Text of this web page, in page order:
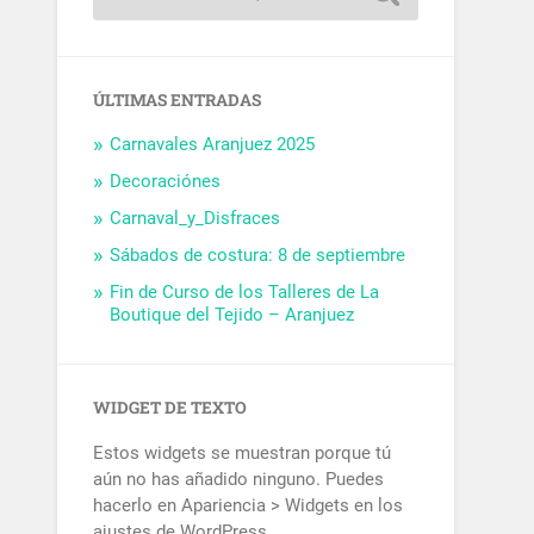
ÚLTIMAS ENTRADAS
Carnavales Aranjuez 2025
Decoraciónes
Carnaval_y_Disfraces
Sábados de costura: 8 de septiembre
Fin de Curso de los Talleres de La
Boutique del Tejido – Aranjuez
WIDGET DE TEXTO
Estos widgets se muestran porque tú
aún no has añadido ninguno. Puedes
hacerlo en Apariencia > Widgets en los